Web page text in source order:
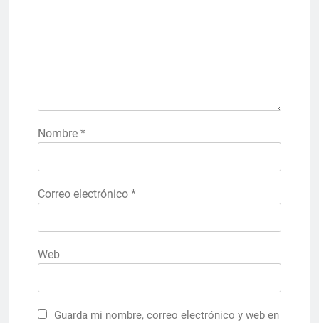
Nombre *
Correo electrónico *
Web
Guarda mi nombre, correo electrónico y web en